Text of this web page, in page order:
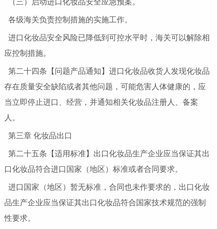
（三）启动进口化妆品安全应急预案。
各级海关负责控制措施的实施工作。
进口化妆品安全风险已降低到可控水平时，海关可以解除相
应控制措施。
第二十四条【问题产品通知】进口化妆品收货人发现化妆品
存在质量安全缺陷或者其他问题，可能危害人体健康的，应
当立即停止进口、经营，并通知相关化妆品注册人、备案
人。
第三章 化妆品出口
第二十五条【适用标准】出口化妆品生产企业应当保证其出
口化妆品符合进口国家（地区）标准或者合同要求。
进口国家（地区）暂无标准，合同也未作要求的，出口化妆
品生产企业应当保证其出口化妆品符合国家技术规范的强制
性要求。